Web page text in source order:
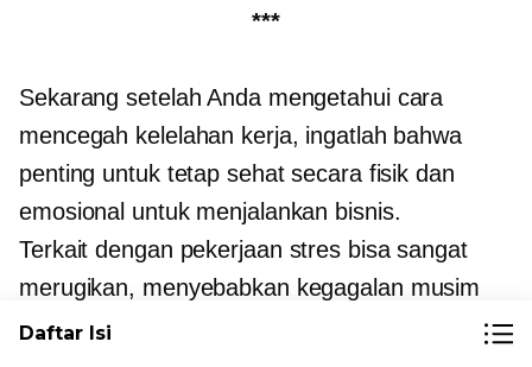
***
Sekarang setelah Anda mengetahui cara
mencegah kelelahan kerja, ingatlah bahwa
penting untuk tetap sehat secara fisik dan
emosional untuk menjalankan bisnis.
Terkait dengan pekerjaan stres bisa sangat
merugikan, menyebabkan kegagalan musim
penjualan atau hilangnya proyek yang menarik.
Daftar Isi